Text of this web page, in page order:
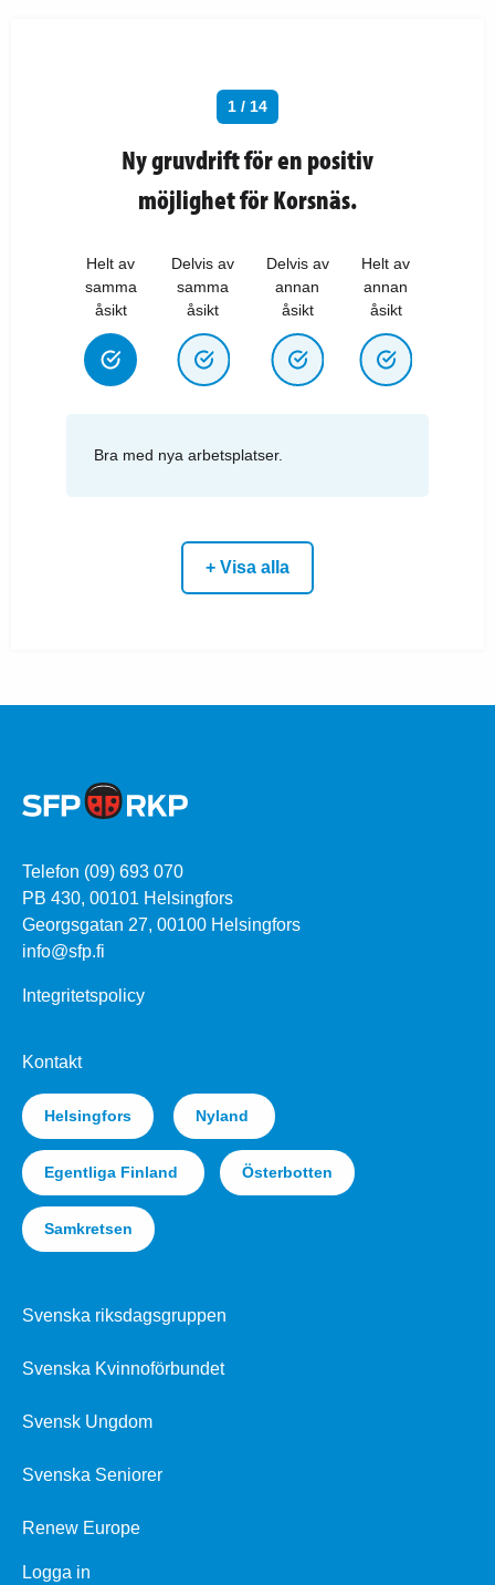
1 / 14
Ny gruvdrift för en positiv
möjlighet för Korsnäs.
Helt av
samma
åsikt
Delvis av
samma
åsikt
Delvis av
annan
åsikt
Helt av
annan
åsikt
Bra med nya arbetsplatser.
+ Visa alla
Telefon (09) 693 070
PB 430, 00101 Helsingfors
Georgsgatan 27, 00100 Helsingfors
info@sfp.fi
Integritetspolicy
Kontakt
Helsingfors Nyland
Egentliga Finland Österbotten
Samkretsen
Svenska riksdagsgruppen
Svenska Kvinnoförbundet
Svensk Ungdom
Svenska Seniorer
Renew Europe
Logga in